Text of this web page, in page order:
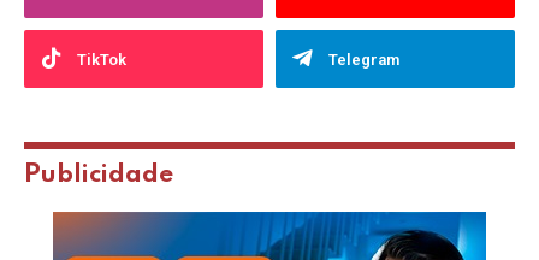
TikTok Telegram
Publicidade